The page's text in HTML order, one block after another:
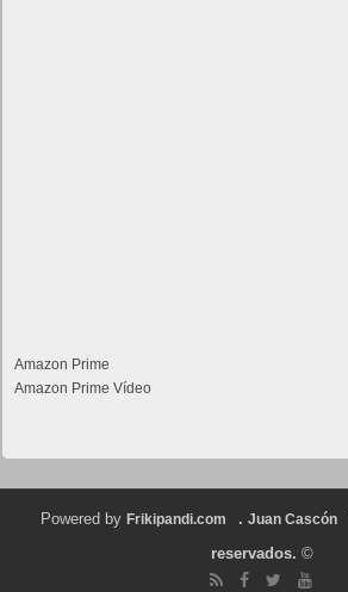
Amazon Prime
Amazon Prime Vídeo
Powered by Frikipandi.com . Juan Cascón
reservados. ©